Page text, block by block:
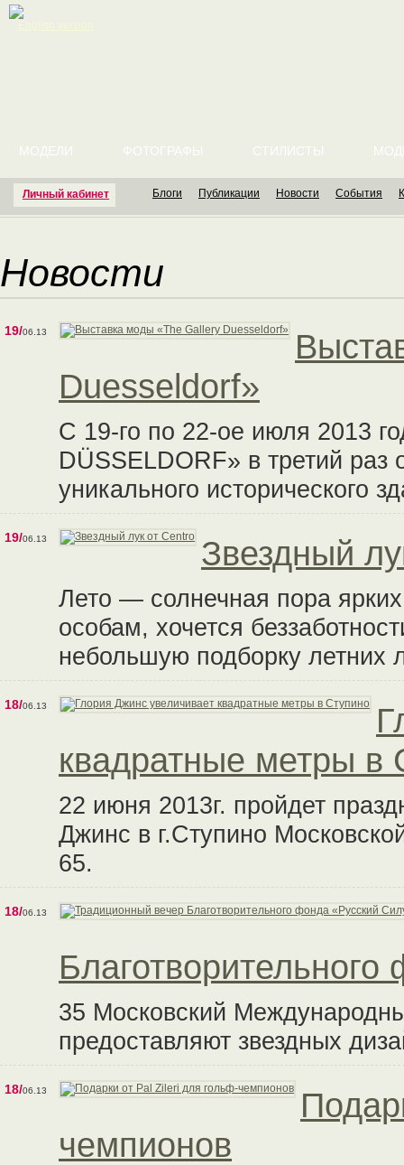
Личный кабинет
МОДЕЛИ ФОТОГРАФЫ СТИЛИСТЫ
Блоги Публикации Новости События
Новости
19/06.13
Duesseldorf»
С 19-го по 22-ое июля 2013
DÜSSELDORF» в третий раз
уникального исторического
19/06.13 Звездный
Лето — солнечная пора
особам, хочется
небольшую подборку летних
18/06.13
квадратные метры в
22 июня 2013г. пройдет
Джинс в г.Ступино
65.
18/06.13
35 Московский
предоставляют звездных
18/06.13
чемпионов